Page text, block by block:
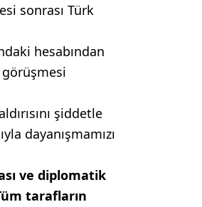
sonrası Türk
hesabından
görüşmesi
şiddetle
dayanışmamızı
ve diplomatik
tarafların